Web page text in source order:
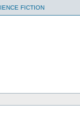
FICTION